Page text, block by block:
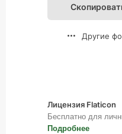
Другие
Лицензия Flaticon
Бесплатно для
Подробнее